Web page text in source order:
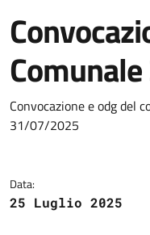
Dettagli del
Convocazione e odg del
31/07/2025
Data:
25 Luglio 2025